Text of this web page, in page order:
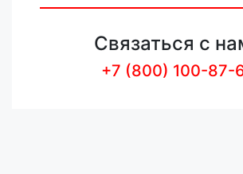
Связаться с
+7 (800) 100-87-